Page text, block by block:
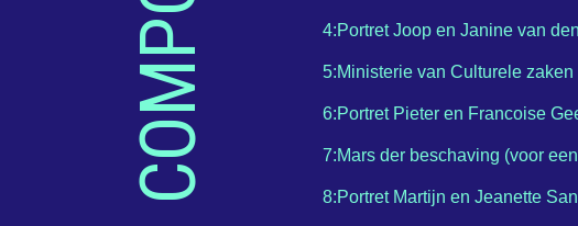
4:Portret Joop en Janine van
5:Ministerie van Culturele zaken
6:Portret Pieter en Francoise
7:Mars der beschaving (voor
8:Portret Martijn en Jeanette